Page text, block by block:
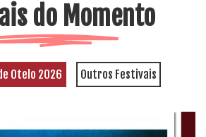
do Momento
Otelo 2026 Outros Festivais